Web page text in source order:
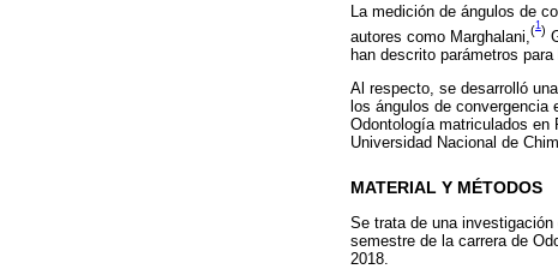
La medición de ángulos de
autores como Marghalani, (1)
han descrito parámetros
Al respecto, se desarrolló
los ángulos de
Odontología matriculados en
Universidad Nacional de
MATERIAL Y MÉTODOS
Se trata de una
semestre de la carrera de
2018.